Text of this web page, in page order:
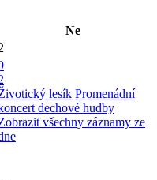
Ne
lesík Promenádní
dechové hudby
všechny záznamy ze